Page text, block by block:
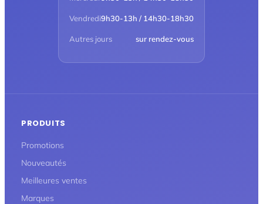
Vendredi9h30-13h / 14h30-18h30
Autres jours sur rendez-vous
PRODUITS
Promotions
Nouveautés
Meilleures ventes
Marques